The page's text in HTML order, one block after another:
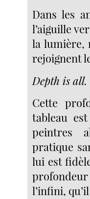
Dans les
l’aiguille
la lumière,
rejoignent
Depth is all.
Cette
tableau
peintres
pratique
lui est
l’infini,